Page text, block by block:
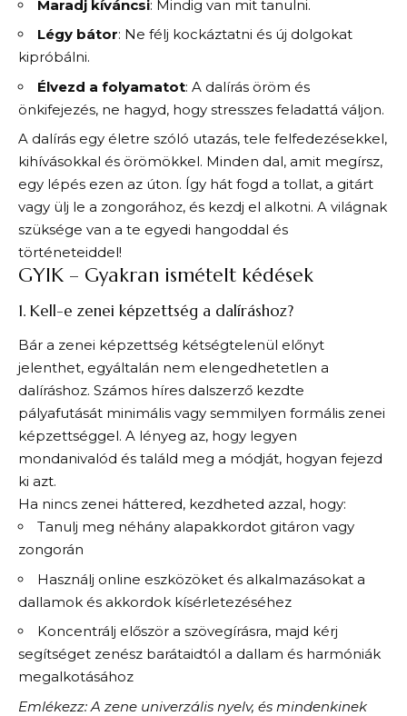
Maradj kíváncsi: Mindig van mit tanulni.
Légy bátor: Ne félj kockáztatni és új dolgokat
kipróbálni.
Élvezd a folyamatot: A dalírás öröm és
önkifejezés, ne hagyd, hogy stresszes feladattá váljon.
A dalírás egy életre szóló utazás, tele felfedezésekkel,
kihívásokkal és örömökkel. Minden dal, amit megírsz,
egy lépés ezen az úton. Így hát fogd a tollat, a gitárt
vagy ülj le a zongorához, és kezdj el alkotni. A világnak
szüksége van a te egyedi hangoddal és
történeteiddel!
GYIK – Gyakran ismételt kédések
1. Kell-e zenei képzettség a dalíráshoz?
Bár a zenei képzettség kétségtelenül előnyt
jelenthet, egyáltalán nem elengedhetetlen a
dalíráshoz. Számos híres dalszerző kezdte
pályafutását minimális vagy semmilyen formális zenei
képzettséggel. A lényeg az, hogy legyen
mondanivalód és találd meg a módját, hogyan fejezd
ki azt.
Ha nincs zenei háttered, kezdheted azzal, hogy:
Tanulj meg néhány alapakkordot gitáron vagy
zongorán
Használj online eszközöket és alkalmazásokat a
dallamok és akkordok kísérletezéséhez
Koncentrálj először a szövegírásra, majd kérj
segítséget zenész barátaidtól a dallam és harmóniák
megalkotásához
Emlékezz: A zene univerzális nyelv, és mindenkinek